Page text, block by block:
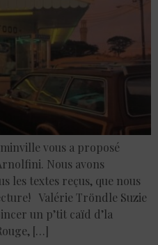
vous a proposé
Nous avons
les textes reçus, que nous
Valérie Tröndle Suzie
un p’tit caïd d’la
[…]